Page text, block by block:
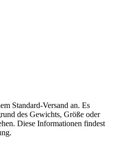
Standard-Versand an. Es
des Gewichts, Größe oder
Diese Informationen findest